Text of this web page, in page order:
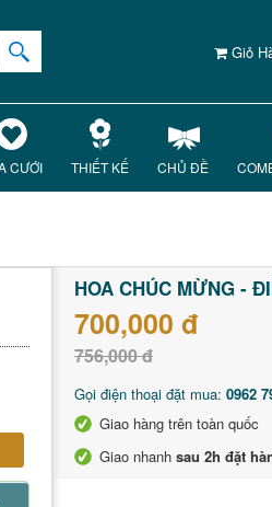
Giỏ
CƯỚI THIẾT KẾ CHỦ ĐỀ
HOA CHÚC MỪNG -
700,000 đ
756,000 đ
Gọi điện thoại đặt mua: 0962
Giao hàng trên toàn quốc
Giao nhanh sau 2h đặt